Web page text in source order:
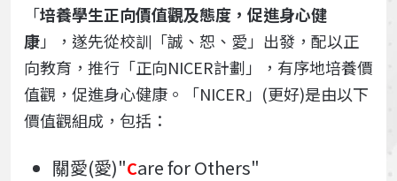
「培養學生正向價值觀及態度，促進身心健
康」，遂先從校訓「誠、恕、愛」出發，配以正
向教育，推行「正向NICER計劃」，有序地培養價
值觀，促進身心健康。「NICER」(更好)是由以下
價值觀組成，包括：
關愛(愛)"Care for Others"